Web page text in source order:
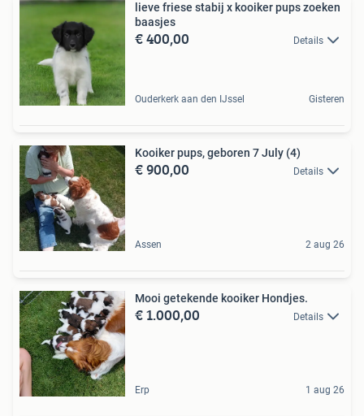
lieve friese stabij x kooiker pups zoeken
baasjes
€ 400,00 Details
Ouderkerk aan den IJssel Gisteren
Kooiker pups, geboren 7 July (4)
€ 900,00 Details
Assen 2 aug 26
Mooi getekende kooiker Hondjes.
€ 1.000,00 Details
Erp 1 aug 26